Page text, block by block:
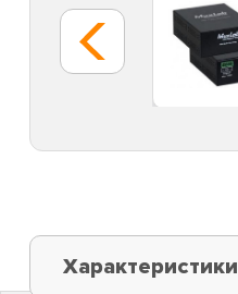
Характеристики